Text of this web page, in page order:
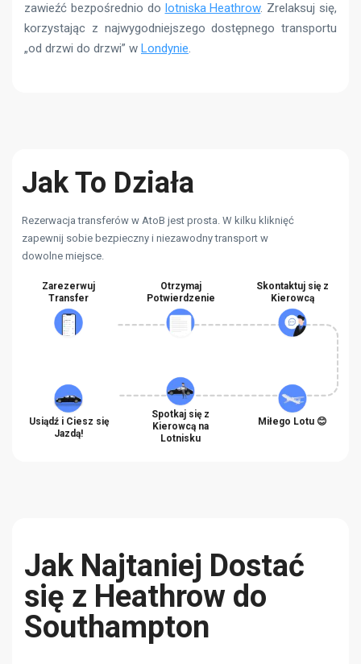
zawieźć bezpośrednio do lotniska Heathrow. Zrelaksuj się,
korzystając z najwygodniejszego dostępnego transportu
„od drzwi do drzwi” w Londynie.
Jak To Działa
Rezerwacja transferów w AtoB jest prosta. W kilku kliknięć
zapewnij sobie bezpieczny i niezawodny transport w
dowolne miejsce.
Zarezerwuj
Transfer
Otrzymaj
Potwierdzenie
Skontaktuj się z
Kierowcą
Usiądź i Ciesz się
Jazdą!
Spotkaj się z
Kierowcą na
Lotnisku
Miłego Lotu 😊
Jak Najtaniej Dostać
się z Heathrow do
Southampton